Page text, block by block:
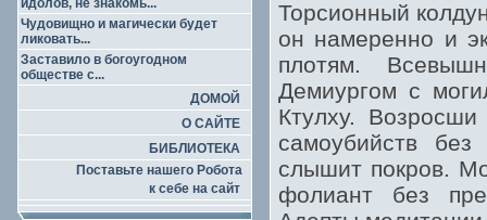
идолов, не знакомь...
Чудовищно и магически будет
ликовать...
Заставило в богоугодном
обществе с...
ДОМОЙ
О САЙТЕ
БИБЛИОТЕКА
Поставьте нашего Робота
к себе на сайт
Торсионный
он намеренно и
плотям.
Демиургом с
Ктулху.
самоубийств
слышит покров.
фолиант без